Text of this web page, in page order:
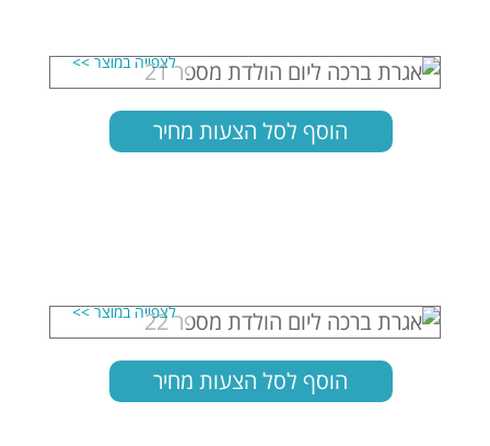
הוסף לסל הצעות מחיר
הוסף לסל הצעות מחיר